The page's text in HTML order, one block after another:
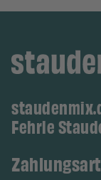
Fehrle